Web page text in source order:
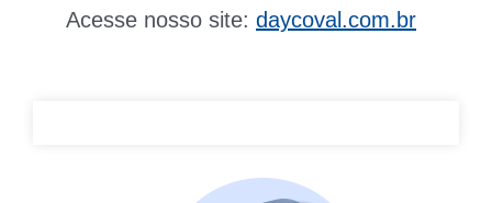
Acesse nosso site: daycoval.com.br